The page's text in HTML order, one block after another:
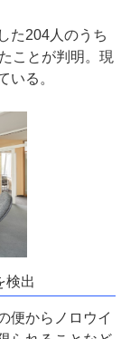
た204人のうち
ことが判明。現
いる。
検出
便からノロウイ